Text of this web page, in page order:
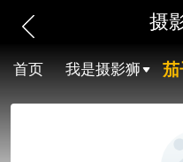
摄
首页 我是摄影狮 茄